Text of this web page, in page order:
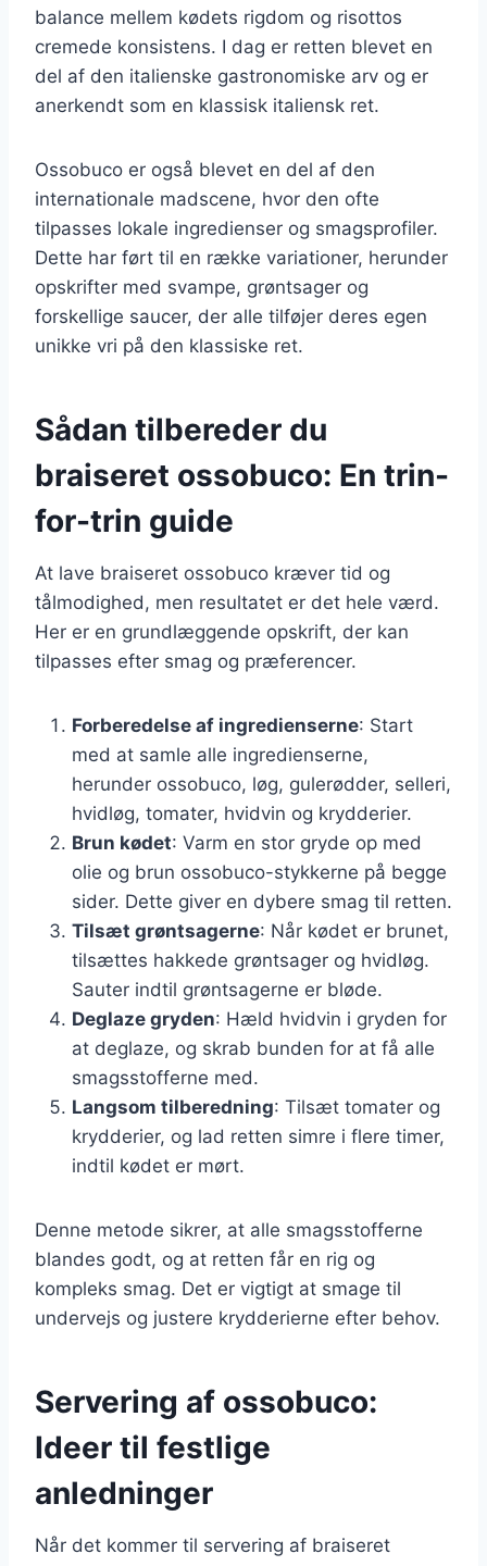
balance mellem kødets rigdom og risottos
cremede konsistens. I dag er retten blevet en
del af den italienske gastronomiske arv og er
anerkendt som en klassisk italiensk ret.
Ossobuco er også blevet en del af den
internationale madscene, hvor den ofte
tilpasses lokale ingredienser og smagsprofiler.
Dette har ført til en række variationer, herunder
opskrifter med svampe, grøntsager og
forskellige saucer, der alle tilføjer deres egen
unikke vri på den klassiske ret.
Sådan tilbereder du
braiseret ossobuco: En trin-
for-trin guide
At lave braiseret ossobuco kræver tid og
tålmodighed, men resultatet er det hele værd.
Her er en grundlæggende opskrift, der kan
tilpasses efter smag og præferencer.
Forberedelse af ingredienserne: Start
med at samle alle ingredienserne,
herunder ossobuco, løg, gulerødder, selleri,
hvidløg, tomater, hvidvin og krydderier.
Brun kødet: Varm en stor gryde op med
olie og brun ossobuco-stykkerne på begge
sider. Dette giver en dybere smag til retten.
Tilsæt grøntsagerne: Når kødet er brunet,
tilsættes hakkede grøntsager og hvidløg.
Sauter indtil grøntsagerne er bløde.
Deglaze gryden: Hæld hvidvin i gryden for
at deglaze, og skrab bunden for at få alle
smagsstofferne med.
Langsom tilberedning: Tilsæt tomater og
krydderier, og lad retten simre i flere timer,
indtil kødet er mørt.
Denne metode sikrer, at alle smagsstofferne
blandes godt, og at retten får en rig og
kompleks smag. Det er vigtigt at smage til
undervejs og justere krydderierne efter behov.
Servering af ossobuco:
Ideer til festlige
anledninger
Når det kommer til servering af braiseret